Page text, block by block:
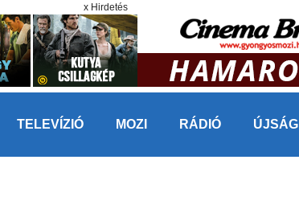
x Hirdetés
TELEVÍZIÓ MOZI RÁDIÓ ÚJSÁG